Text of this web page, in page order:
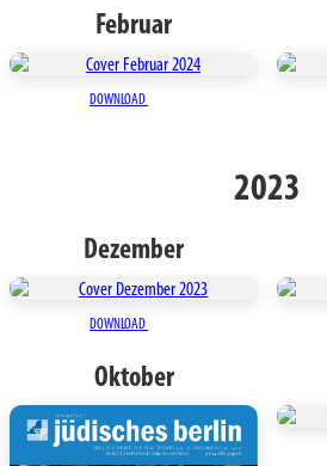
Februar
DOWNLOAD
2023
Dezember
DOWNLOAD
Oktober